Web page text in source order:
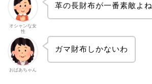
オシャンな女
性
革の長財布が一番素敵よね
おばあちゃん
ガマ財布しかないわ